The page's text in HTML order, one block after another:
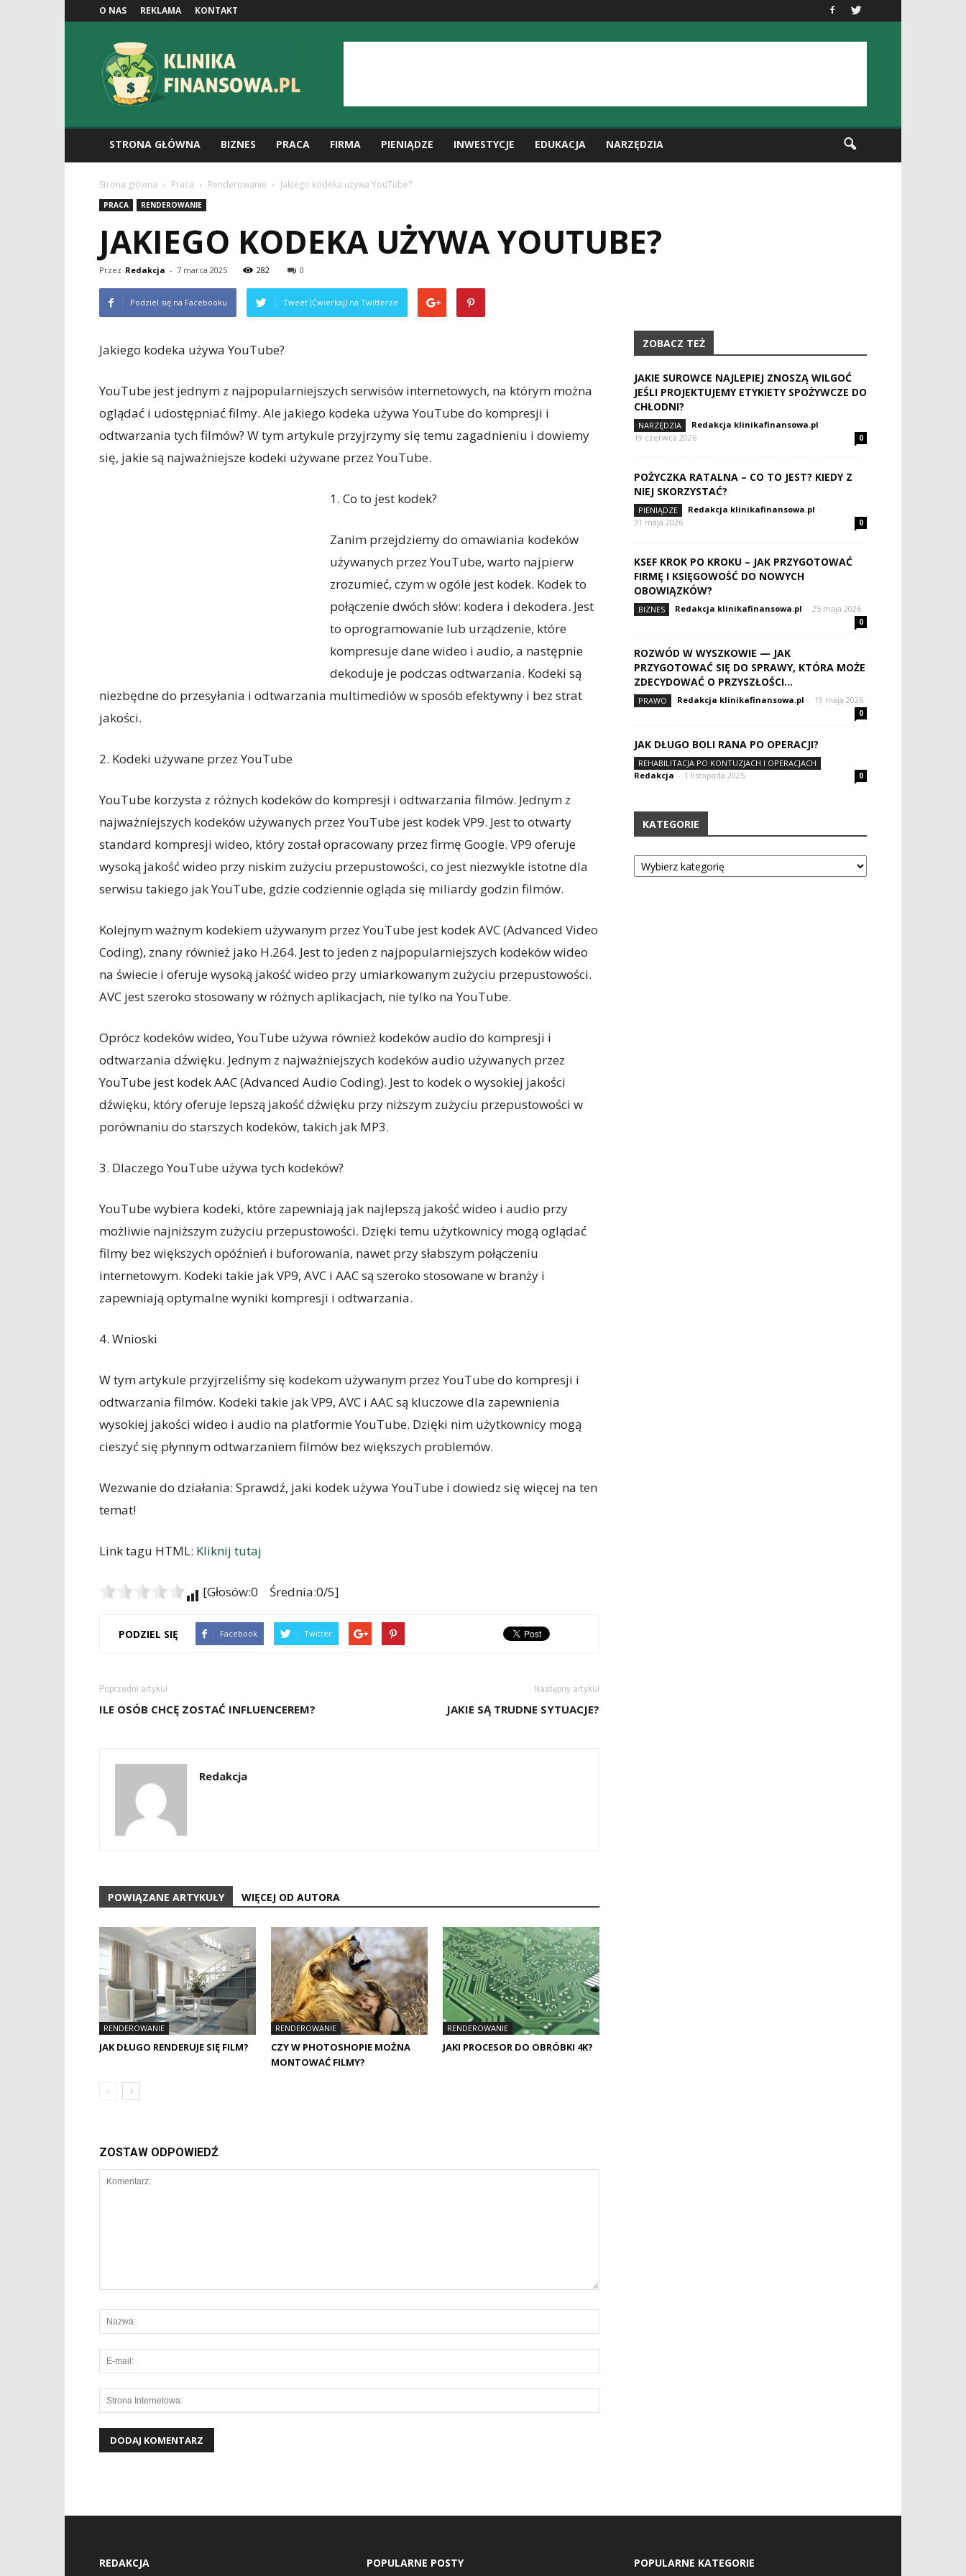
O NAS REKLAMA KONTAKT
Klinikafinansowa.pl
STRONA GŁÓWNA BIZNES PRACA FIRMA PIENIĄDZE INWESTYCJE EDUKACJA NARZĘDZIA
Strona główna Praca Renderowanie Jakiego kodeka używa YouTube?
PRACA RENDEROWANIE
JAKIEGO KODEKA UŻYWA YOUTUBE?
Przez Redakcja - 7 marca 2025 282 0
Podziel się na Facebooku Tweet (Ćwierkaj) na Twitterze
Jakiego kodeka używa YouTube?
YouTube jest jednym z najpopularniejszych serwisów internetowych, na którym można
oglądać i udostępniać filmy. Ale jakiego kodeka używa YouTube do kompresji i
odtwarzania tych filmów? W tym artykule przyjrzymy się temu zagadnieniu i dowiemy
się, jakie są najważniejsze kodeki używane przez YouTube.
1. Co to jest kodek?
Zanim przejdziemy do omawiania kodeków
używanych przez YouTube, warto najpierw
zrozumieć, czym w ogóle jest kodek. Kodek to
połączenie dwóch słów: kodera i dekodera. Jest
to oprogramowanie lub urządzenie, które
kompresuje dane wideo i audio, a następnie
dekoduje je podczas odtwarzania. Kodeki są
niezbędne do przesyłania i odtwarzania multimediów w sposób efektywny i bez strat
jakości.
2. Kodeki używane przez YouTube
YouTube korzysta z różnych kodeków do kompresji i odtwarzania filmów. Jednym z
najważniejszych kodeków używanych przez YouTube jest kodek VP9. Jest to otwarty
standard kompresji wideo, który został opracowany przez firmę Google. VP9 oferuje
wysoką jakość wideo przy niskim zużyciu przepustowości, co jest niezwykle istotne dla
serwisu takiego jak YouTube, gdzie codziennie ogląda się miliardy godzin filmów.
Kolejnym ważnym kodekiem używanym przez YouTube jest kodek AVC (Advanced Video
Coding), znany również jako H.264. Jest to jeden z najpopularniejszych kodeków wideo
na świecie i oferuje wysoką jakość wideo przy umiarkowanym zużyciu przepustowości.
AVC jest szeroko stosowany w różnych aplikacjach, nie tylko na YouTube.
Oprócz kodeków wideo, YouTube używa również kodeków audio do kompresji i
odtwarzania dźwięku. Jednym z najważniejszych kodeków audio używanych przez
YouTube jest kodek AAC (Advanced Audio Coding). Jest to kodek o wysokiej jakości
dźwięku, który oferuje lepszą jakość dźwięku przy niższym zużyciu przepustowości w
porównaniu do starszych kodeków, takich jak MP3.
3. Dlaczego YouTube używa tych kodeków?
YouTube wybiera kodeki, które zapewniają jak najlepszą jakość wideo i audio przy
możliwie najniższym zużyciu przepustowości. Dzięki temu użytkownicy mogą oglądać
filmy bez większych opóźnień i buforowania, nawet przy słabszym połączeniu
internetowym. Kodeki takie jak VP9, AVC i AAC są szeroko stosowane w branży i
zapewniają optymalne wyniki kompresji i odtwarzania.
4. Wnioski
W tym artykule przyjrzeliśmy się kodekom używanym przez YouTube do kompresji i
odtwarzania filmów. Kodeki takie jak VP9, AVC i AAC są kluczowe dla zapewnienia
wysokiej jakości wideo i audio na platformie YouTube. Dzięki nim użytkownicy mogą
cieszyć się płynnym odtwarzaniem filmów bez większych problemów.
Wezwanie do działania: Sprawdź, jaki kodek używa YouTube i dowiedz się więcej na ten
temat!
Link tagu HTML: Kliknij tutaj
[Głosów:0 Średnia:0/5]
PODZIEL SIĘ Facebook Twitter
Poprzedni artykuł
ILE OSÓB CHCĘ ZOSTAĆ INFLUENCEREM?
Następny artykuł
JAKIE SĄ TRUDNE SYTUACJE?
Redakcja
POWIĄZANE ARTYKUŁY WIĘCEJ OD AUTORA
RENDEROWANIE
JAK DŁUGO RENDERUJE SIĘ FILM?
RENDEROWANIE
CZY W PHOTOSHOPIE MOŻNA
MONTOWAĆ FILMY?
RENDEROWANIE
JAKI PROCESOR DO OBRÓBKI 4K?
ZOSTAW ODPOWIEDŹ
ZOBACZ TEŻ
JAKIE SUROWCE NAJLEPIEJ ZNOSZĄ WILGOĆ
JEŚLI PROJEKTUJEMY ETYKIETY SPOŻYWCZE DO
CHŁODNI?
NARZĘDZIA Redakcja klinikafinansowa.pl -
19 czerwca 2026
0
POŻYCZKA RATALNA – CO TO JEST? KIEDY Z
NIEJ SKORZYSTAĆ?
PIENIĄDZE Redakcja klinikafinansowa.pl -
31 maja 2026
0
KSEF KROK PO KROKU – JAK PRZYGOTOWAĆ
FIRMĘ I KSIĘGOWOŚĆ DO NOWYCH
OBOWIĄZKÓW?
BIZNES Redakcja klinikafinansowa.pl - 25 maja 2026
0
ROZWÓD W WYSZKOWIE — JAK
PRZYGOTOWAĆ SIĘ DO SPRAWY, KTÓRA MOŻE
ZDECYDOWAĆ O PRZYSZŁOŚCI...
PRAWO Redakcja klinikafinansowa.pl - 19 maja 2026
0
JAK DŁUGO BOLI RANA PO OPERACJI?
REHABILITACJA PO KONTUZJACH I OPERACJACH
Redakcja - 1 listopada 2025 0
KATEGORIE
Kategorie
REDAKCJA POPULARNE POSTY POPULARNE KATEGORIE